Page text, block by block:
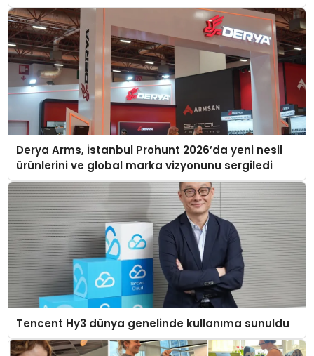
Derya Arms, İstanbul Prohunt 2026’da yeni nesil
ürünlerini ve global marka vizyonunu sergiledi
Tencent Hy3 dünya genelinde kullanıma sunuldu